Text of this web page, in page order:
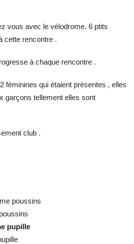
vous avec le vélodrome. 6 ptits
cette rencontre .
à chaque rencontre .
féminines qui étaient présentes , elles
garçons tellement elles sont
club .
poussins
pupille